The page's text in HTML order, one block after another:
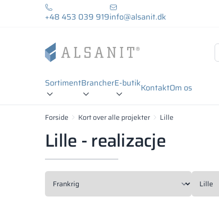
+48 453 039 919info@alsanit.dk
SortimentBrancherE-butikKontaktOm os
Forside Kort over alle projekter Lille
Lille - realizacje